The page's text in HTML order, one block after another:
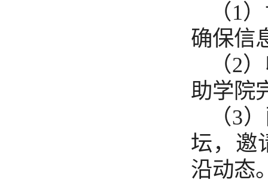
（1
确保信
（2
助学院
（3
坛，邀
沿动态